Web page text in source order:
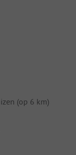
(op 6 km)